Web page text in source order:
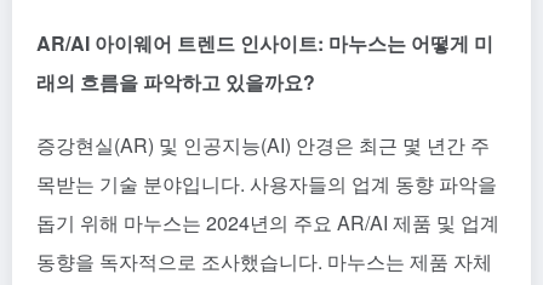
AR/AI 아이웨어 트렌드 인사이트: 마누스는 어떻게 미
래의 흐름을 파악하고 있을까요?
증강현실(AR) 및 인공지능(AI) 안경은 최근 몇 년간 주
목받는 기술 분야입니다. 사용자들의 업계 동향 파악을
돕기 위해 마누스는 2024년의 주요 AR/AI 제품 및 업계
동향을 독자적으로 조사했습니다. 마누스는 제품 자체